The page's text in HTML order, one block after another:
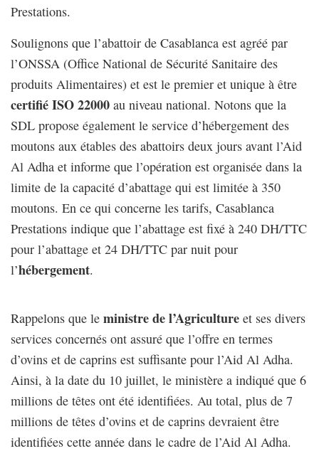
Prestations.
Soulignons que l’abattoir de Casablanca est agréé par
l’ONSSA (Office National de Sécurité Sanitaire des
produits Alimentaires) et est le premier et unique à être
certifié ISO 22000 au niveau national. Notons que la
SDL propose également le service d’hébergement des
moutons aux étables des abattoirs deux jours avant l’Aid
Al Adha et informe que l’opération est organisée dans la
limite de la capacité d’abattage qui est limitée à 350
moutons. En ce qui concerne les tarifs, Casablanca
Prestations indique que l’abattage est fixé à 240 DH/TTC
pour l’abattage et 24 DH/TTC par nuit pour
l’hébergement.
Rappelons que le ministre de l’Agriculture et ses divers
services concernés ont assuré que l’offre en termes
d’ovins et de caprins est suffisante pour l’Aid Al Adha.
Ainsi, à la date du 10 juillet, le ministère a indiqué que 6
millions de têtes ont été identifiées. Au total, plus de 7
millions de têtes d’ovins et de caprins devraient être
identifiées cette année dans le cadre de l’Aid Al Adha.